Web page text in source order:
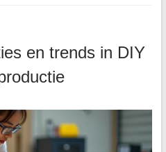
en trends in DIY